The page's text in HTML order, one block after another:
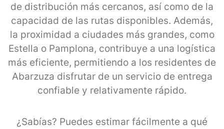
de distribución más cercanos, así como de la
capacidad de las rutas disponibles. Además,
la proximidad a ciudades más grandes, como
Estella o Pamplona, contribuye a una logística
más eficiente, permitiendo a los residentes de
Abarzuza disfrutar de un servicio de entrega
confiable y relativamente rápido.
¿Sabías? Puedes estimar fácilmente a qué